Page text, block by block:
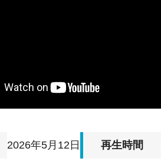
2026年5月12日 再生時間